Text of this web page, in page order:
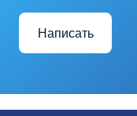
Написать